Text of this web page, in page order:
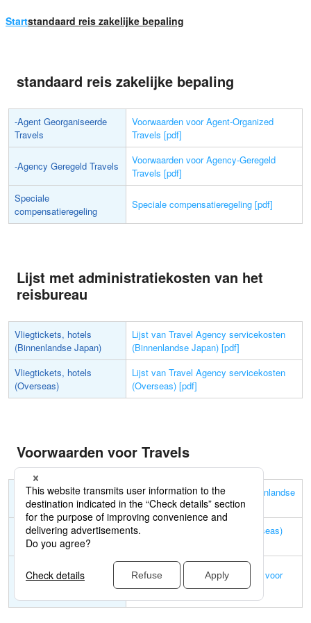
Startstandaard reis zakelijke bepaling
standaard reis zakelijke bepaling
-Agent Georganiseerde
Travels
Voorwaarden voor Agent-Organized
Travels [pdf]
-Agency Geregeld Travels
Voorwaarden voor Agency-Geregeld
Travels [pdf]
Speciale
compensatieregeling
Speciale compensatieregeling [pdf]
Lijst met administratiekosten van het
reisbureau
Vliegtickets, hotels
(Binnenlandse Japan)
Lijst van Travel Agency servicekosten
(Binnenlandse Japan) [pdf]
Vliegtickets, hotels
(Overseas)
Lijst van Travel Agency servicekosten
(Overseas) [pdf]
Voorwaarden voor Travels
Voorwaarden voor Travels
(Binnenlandse Japan)
Voorwaarden voor Travels (Binnenlandse
Japan) [pdf]
Voorwaarden voor Travels
(Overseas)
Voorwaarden voor Travels (Overseas)
Guardian
toestemmingsformulier
voor minderjarigen
Guardian toestemmingsformulier voor
minderjarigen [pdf]